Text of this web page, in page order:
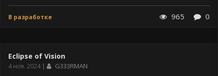
В разработке 965 0
Eclipse of Vision
Дата
4 ноя. 2024
G333RMAN